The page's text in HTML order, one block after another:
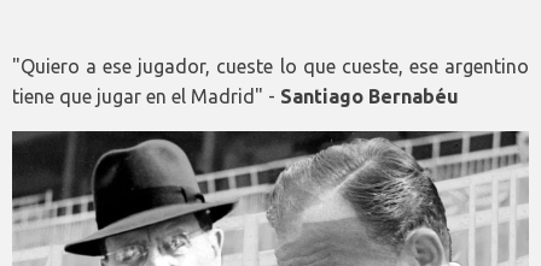
"Quiero a ese jugador, cueste lo que cueste, ese argentino
tiene que jugar en el Madrid" - Santiago Bernabéu